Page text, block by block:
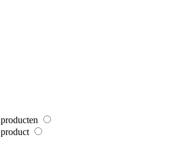
producten
product